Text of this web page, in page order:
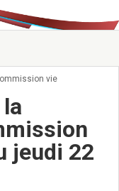
vie
jeudi 22